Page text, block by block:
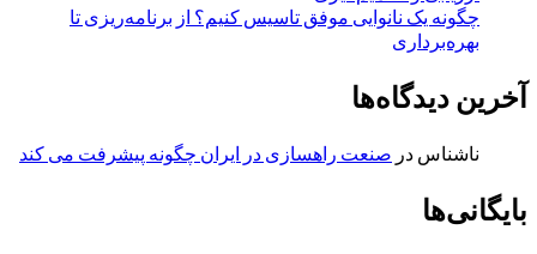
چگونه یک نانوایی موفق تاسیس کنیم؟ از برنامه‌ریزی تا
بهره‌برداری
آخرین دیدگاه‌ها
ناشناس در صنعت راهسازی در ایران چگونه پیشرفت می کند
بایگانی‌ها